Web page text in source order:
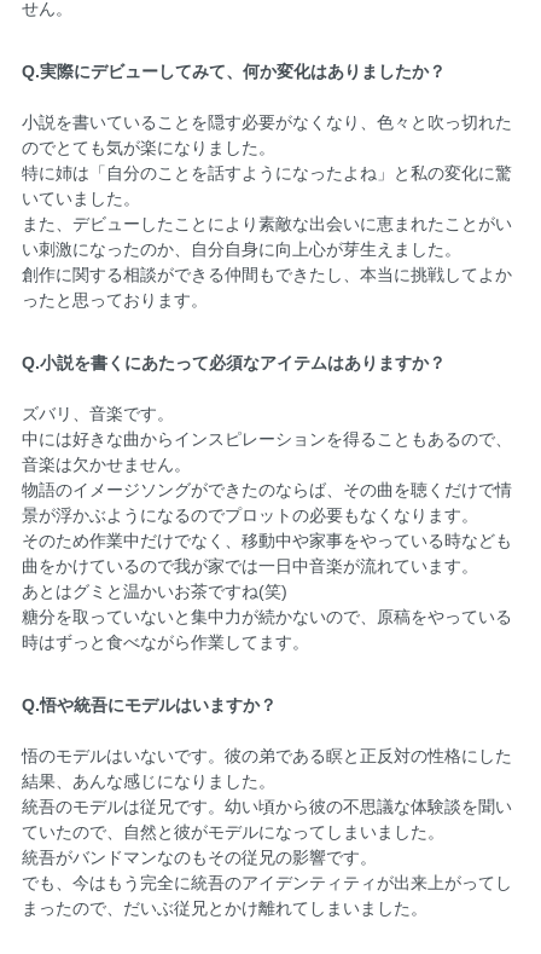
せん。
Q.実際にデビューしてみて、何か変化はありましたか？
小説を書いていることを隠す必要がなくなり、色々と吹っ切れた
のでとても気が楽になりました。
特に姉は「自分のことを話すようになったよね」と私の変化に驚
いていました。
また、デビューしたことにより素敵な出会いに恵まれたことがい
い刺激になったのか、自分自身に向上心が芽生えました。
創作に関する相談ができる仲間もできたし、本当に挑戦してよか
ったと思っております。
Q.小説を書くにあたって必須なアイテムはありますか？
ズバリ、音楽です。
中には好きな曲からインスピレーションを得ることもあるので、
音楽は欠かせません。
物語のイメージソングができたのならば、その曲を聴くだけで情
景が浮かぶようになるのでプロットの必要もなくなります。
そのため作業中だけでなく、移動中や家事をやっている時なども
曲をかけているので我が家では一日中音楽が流れています。
あとはグミと温かいお茶ですね(笑)
糖分を取っていないと集中力が続かないので、原稿をやっている
時はずっと食べながら作業してます。
Q.悟や統吾にモデルはいますか？
悟のモデルはいないです。彼の弟である瞑と正反対の性格にした
結果、あんな感じになりました。
統吾のモデルは従兄です。幼い頃から彼の不思議な体験談を聞い
ていたので、自然と彼がモデルになってしまいました。
統吾がバンドマンなのもその従兄の影響です。
でも、今はもう完全に統吾のアイデンティティが出来上がってし
まったので、だいぶ従兄とかけ離れてしまいました。